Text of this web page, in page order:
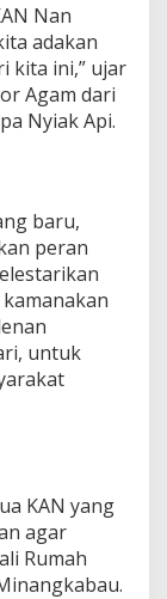
Nan
adakan
kita ini,” ujar
Agam dari
Nyiak Api.
baru,
peran
untuk
KAN yang
agar
Rumah